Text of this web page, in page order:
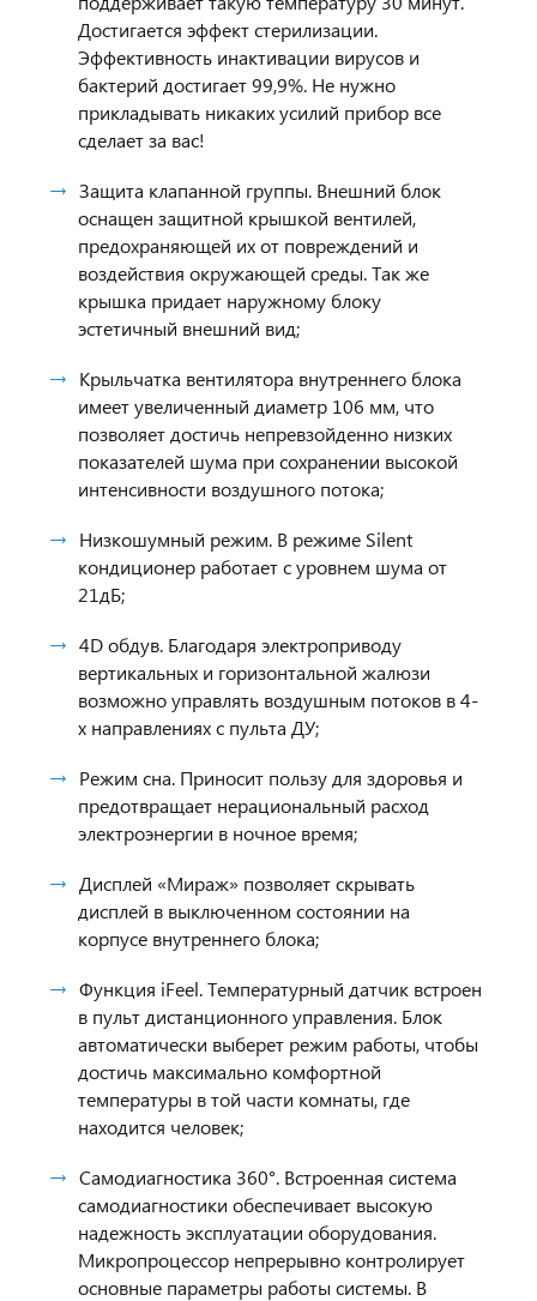
Достигается эффект стерилизации.
Эффективность инактивации вирусов и
бактерий достигает 99,9%. Не нужно
прикладывать никаких усилий прибор все
сделает за вас!
Защита клапанной группы. Внешний блок
оснащен защитной крышкой вентилей,
предохраняющей их от повреждений и
воздействия окружающей среды. Так же
крышка придает наружному блоку
эстетичный внешний вид;
Крыльчатка вентилятора внутреннего блока
имеет увеличенный диаметр 106 мм, что
позволяет достичь непревзойденно низких
показателей шума при сохранении высокой
интенсивности воздушного потока;
Низкошумный режим. В режиме Silent
кондиционер работает с уровнем шума от
21дБ;
4D обдув. Благодаря электроприводу
вертикальных и горизонтальной жалюзи
возможно управлять воздушным потоков в 4-
х направлениях с пульта ДУ;
Режим сна. Приносит пользу для здоровья и
предотвращает нерациональный расход
электроэнергии в ночное время;
Дисплей «Мираж» позволяет скрывать
дисплей в выключенном состоянии на
корпусе внутреннего блока;
Функция iFeel. Температурный датчик встроен
в пульт дистанционного управления. Блок
автоматически выберет режим работы, чтобы
достичь максимально комфортной
температуры в той части комнаты, где
находится человек;
Cамодиагностика 360°. Встроенная система
самодиагностики обеспечивает высокую
надежность эксплуатации оборудования.
Микропроцессор непрерывно контролирует
основные параметры работы системы. В